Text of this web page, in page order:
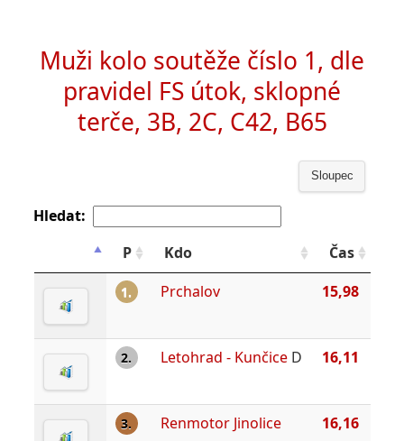
Muži kolo soutěže číslo 1, dle
pravidel FS útok, sklopné
terče, 3B, 2C, C42, B65
Sloupec
Hledat:
P
Kdo Čas
1. Prchalov 15,98
2. Letohrad - KunčiceD 16,11
3. Renmotor Jinolice 16,16